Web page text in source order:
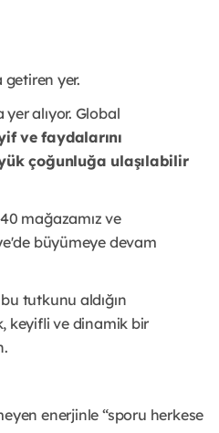
getiren yer.
alıyor. Global
ve faydalarını
çoğunluğa ulaşılabilir
mağazamız ve
büyümeye devam
tutkunu aldığın
keyifli ve dinamik bir
enerjinle “sporu herkese